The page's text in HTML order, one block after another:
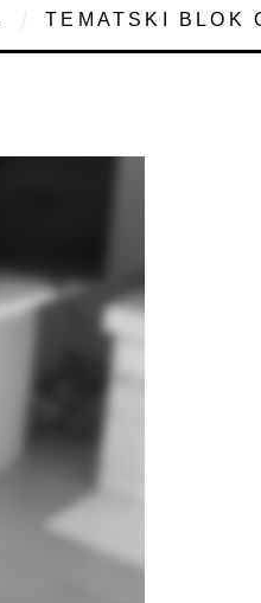
TEMATSKI BLOK